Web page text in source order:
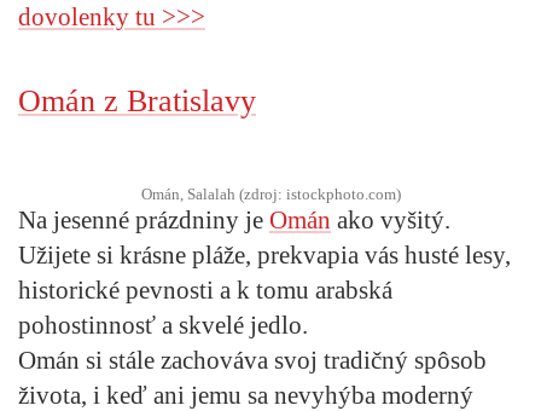
dovolenky tu >>>
Omán z Bratislavy
Omán, Salalah (zdroj: istockphoto.com)
Na jesenné prázdniny je Omán ako vyšitý.
Užijete si krásne pláže, prekvapia vás husté lesy,
historické pevnosti a k tomu arabská
pohostinnosť a skvelé jedlo.
Omán si stále zachováva svoj tradičný spôsob
života, i keď ani jemu sa nevyhýba moderný